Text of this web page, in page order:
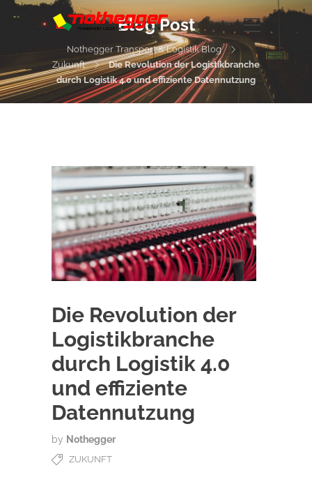
Blog Post
Nothegger Transport & Logistik Blog
Zukunft
Die Revolution der Logistikbranche
durch Logistik 4.0 und effiziente Datennutzung
Die Revolution der
Logistikbranche
durch Logistik 4.0
und effiziente
Datennutzung
by Nothegger
ZUKUNFT